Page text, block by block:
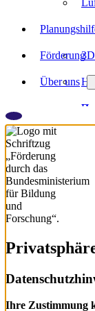
Förderung
Über uns
Ihre Zustimmung